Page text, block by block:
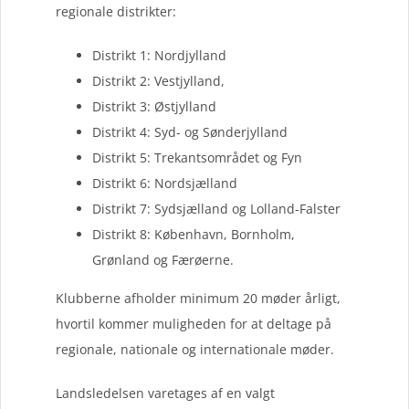
regionale distrikter:
Distrikt 1: Nordjylland
Distrikt 2: Vestjylland,
Distrikt 3: Østjylland
Distrikt 4: Syd- og Sønderjylland
Distrikt 5: Trekantsområdet og Fyn
Distrikt 6: Nordsjælland
Distrikt 7: Sydsjælland og Lolland-Falster
Distrikt 8: København, Bornholm,
Grønland og Færøerne.
Klubberne afholder minimum 20 møder årligt,
hvortil kommer muligheden for at deltage på
regionale, nationale og internationale møder.
Landsledelsen varetages af en valgt